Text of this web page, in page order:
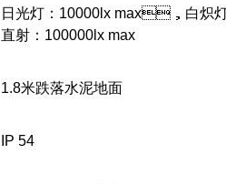
日光灯：10000lx max，白
直射：100000lx max
1.8米跌落水泥地面
IP 54